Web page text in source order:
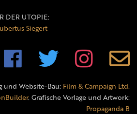
DER UTOPIE:
Siegert
und Website-Bau: Film & Campaign Ltd.
. Grafische Vorlage und Artwork:
Propaganda B